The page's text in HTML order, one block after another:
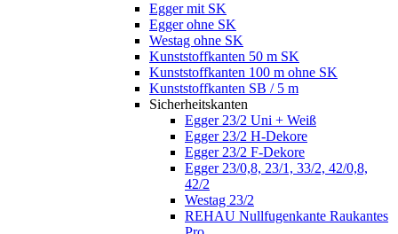
Egger mit SK
Egger ohne SK
Westag ohne SK
Kunststoffkanten 50 m SK
Kunststoffkanten 100 m ohne SK
Kunststoffkanten SB / 5 m
Sicherheitskanten
Egger 23/2 Uni + Weiß
Egger 23/2 H-Dekore
Egger 23/2 F-Dekore
Egger 23/0,8, 23/1, 33/2, 42/0,8,
42/2
Westag 23/2
REHAU Nullfugenkante Raukantes